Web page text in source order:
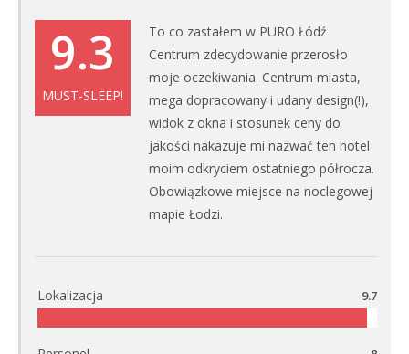
9.3
MUST-SLEEP!
To co zastałem w PURO Łódź
Centrum zdecydowanie przerosło
moje oczekiwania. Centrum miasta,
mega dopracowany i udany design(!),
widok z okna i stosunek ceny do
jakości nakazuje mi nazwać ten hotel
moim odkryciem ostatniego półrocza.
Obowiązkowe miejsce na noclegowej
mapie Łodzi.
Lokalizacja 9.7